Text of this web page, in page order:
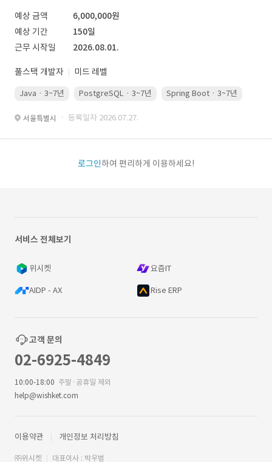
예상 금액
6,000,000원
예상 기간
150일
근무 시작일
2026.08.01.
풀스택 개발자 미드 레벨
Java · 3~7년 PostgreSQL · 3~7년 Spring Boot · 3~7년
서울특별시 · 등록일자 2026.07.27.
로그인하여 편리하게 이용하세요!
서비스 전체보기
위시켓 요즘IT
AIDP - AX Rise ERP
고객 문의
02-6925-4849
10:00-18:00 주말·공휴일 제외
help@wishket.com
이용약관 개인정보 처리방침
㈜위시켓 대표이사 : 박우범